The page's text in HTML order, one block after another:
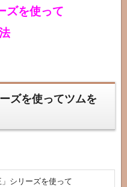
ズを使って
ズを使ってツムを
」シリーズを使って